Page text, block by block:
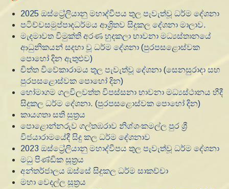
2025 ඔස්ට්‍රේලියානු මහාද්වීපය තුල පැවැත්වූ ධර්ම දේශනා
පටිච්චසමුප්පාදධර්මය ආශ්‍රිතව සිදුකල දේශනා මාලාව.
මැදමාවත විමුක්ති අරණ හුදකලා භාවනා මධ්‍යස්තානයේ
ආධුනිකයන් සදහා වූ ධර්ම දේශනා (පුරපසළොස්වක
පොහෝ දින ඇතුළුව)
චිත්ත විවේකාරාමය තුල පැවැත්වූ දේශනා (සෙනසුරාදා සහ
පුරපසළොස්වක පොහෝ දින)
හෝමාගම ගලවිලවත්ත විපස්සනා භාවනා මධ්‍යස්ථානය හීදී
සිදුකල ධර්ම දේශනා. (පුරපසළොස්වක පොහෝ දින)
කායගතා සති සුත්‍රය
පොළොන්නරුව ගල්තඹරාව නිශ්ශංකමල්ල පුර ශ්‍රී
විජයාරාමයේදී සිදු කල ධර්ම දේශනාව
2023 ඔස්ට්‍රේලියානු මහාද්වීපය තුල පැවැත්වූ ධර්ම දේශනා
මධු පිණ්ඩික සූත්‍රය
අන්තර්ජාලය ඔස්සේ සිදුකල ධර්ම සාකච්චා
මහා වෙදල්ල සූත්‍රය